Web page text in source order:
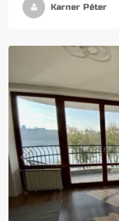
Karner Péter